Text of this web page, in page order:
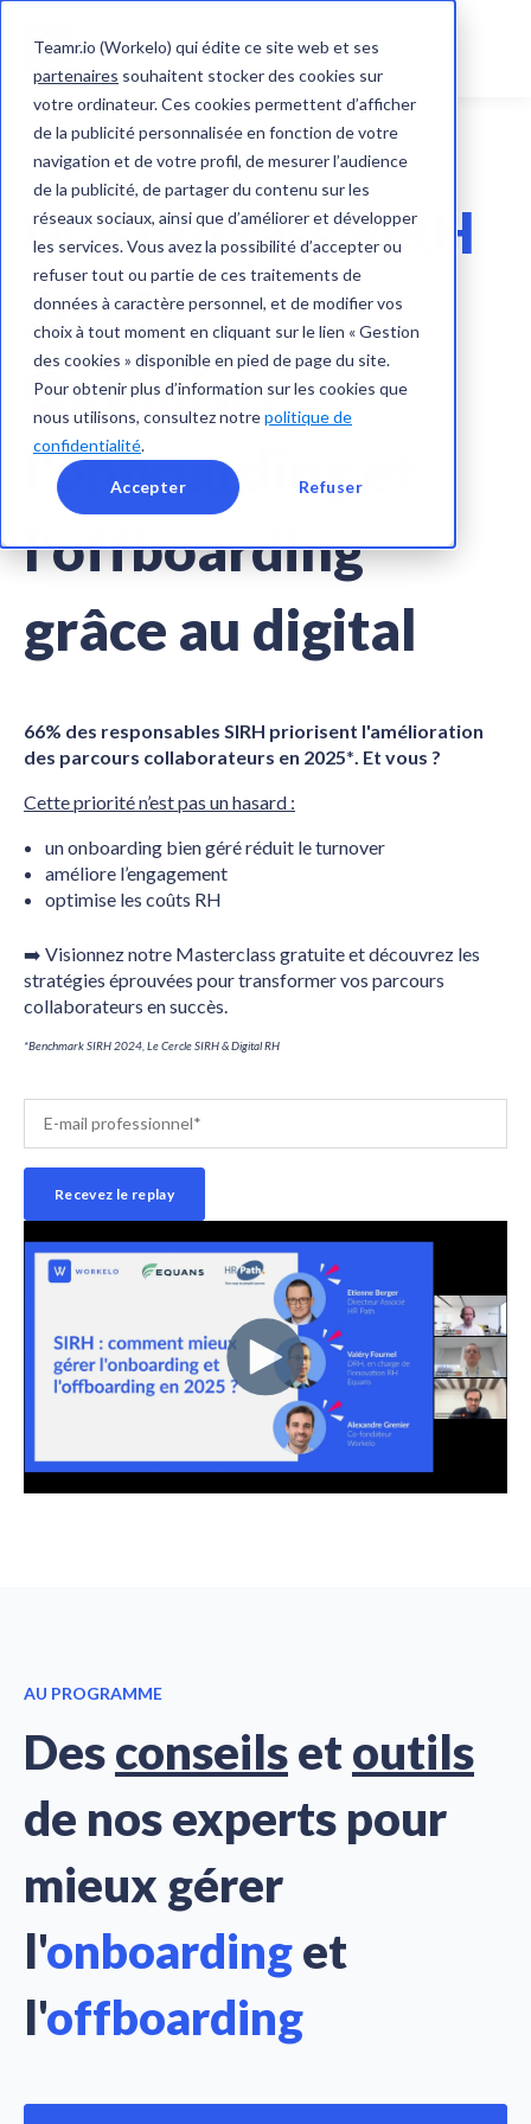
Teamr.io (Workelo) qui édite ce site web et ses
partenaires souhaitent stocker des cookies sur
votre ordinateur. Ces cookies permettent d’afficher
de la publicité personnalisée en fonction de votre
navigation et de votre profil, de mesurer l’audience
de la publicité, de partager du contenu sur les
réseaux sociaux, ainsi que d’améliorer et développer
les services. Vous avez la possibilité d’accepter ou
refuser tout ou partie de ces traitements de
données à caractère personnel, et de modifier vos
choix à tout moment en cliquant sur le lien « Gestion
des cookies » disponible en pied de page du site.
Pour obtenir plus d’information sur les cookies que
nous utilisons, consultez notrepolitique de
confidentialité.
Accepter Refuser
Masterclass SIRH
2025
Optimiser
l'onboarding et
l'offboarding
grâce au digital
66% des responsables SIRH priorisent l'amélioration
des parcours collaborateurs en 2025*. Et vous ?
Cette priorité n’est pas un hasard :
un onboarding bien géré réduit le turnover
améliore l’engagement
optimise les coûts RH
➡️ Visionnez notre Masterclass gratuite et découvrez les
stratégies éprouvées pour transformer vos parcours
collaborateurs en succès.
*Benchmark SIRH 2024, Le Cercle SIRH & Digital RH
AU PROGRAMME
Desconseilsetoutils
de nos experts pour
mieux gérer
l'onboardinget
l'offboarding